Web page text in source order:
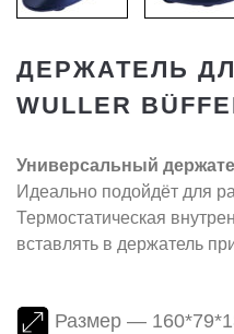
ДЕРЖАТЕЛЬ
WULLER
Универсальный
Идеально подойдёт для
Термостатическая
вставлять в держатель
Размер —